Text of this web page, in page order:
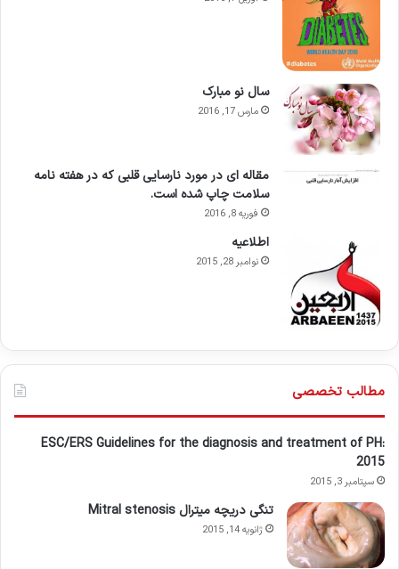
سال نو مبارک
مارس 17, 2016
مقاله ای در مورد نارسایی قلبی که در هفته نامه
سلامت چاپ شده است.
فوریه 8, 2016
اطلاعيه
نوامبر 28, 2015
مطالب تخصصی
ESC/ERS Guidelines for the diagnosis and treatment of PH:
2015
سپتامبر 3, 2015
تنگی دریچه میترال Mitral stenosis
ژانویه 14, 2015